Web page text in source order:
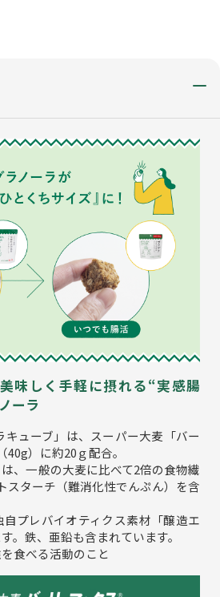
味しく手軽に摂れる“実感腸
ーラ
キューブ」は、スーパー大麦「バー
）に約20ｇ配合。
は、一般の大麦に比べて2倍の食物繊
スターチ（難消化性でんぷん）を含
プレバイオティクス素材「醸造エ
。鉄、亜鉛も含まれています。
食べる活動のこと